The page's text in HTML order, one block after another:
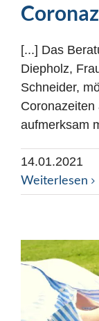
[...] Das
Diepholz,
Schneider,
aufmerksam
14.01.2021
Weiterlesen